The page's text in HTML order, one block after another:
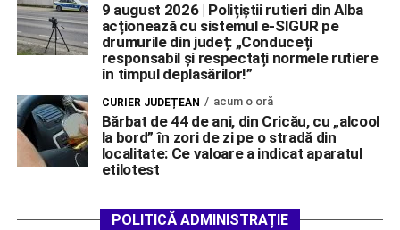
9 august 2026 | Polițiștii rutieri din Alba
acționează cu sistemul e-SIGUR pe
drumurile din județ: „Conduceți
responsabil și respectați normele rutiere
în timpul deplasărilor!”
CURIER JUDEȚEAN acum o oră
Bărbat de 44 de ani, din Cricău, cu „alcool
la bord” în zori de zi pe o stradă din
localitate: Ce valoare a indicat aparatul
etilotest
POLITICĂ ADMINISTRAȚIE